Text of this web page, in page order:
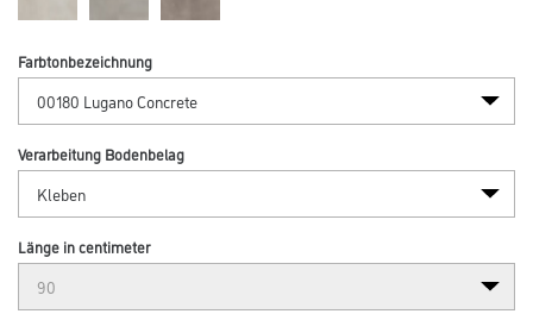
Farbtonbezeichnung
Verarbeitung Bodenbelag
Länge in centimeter